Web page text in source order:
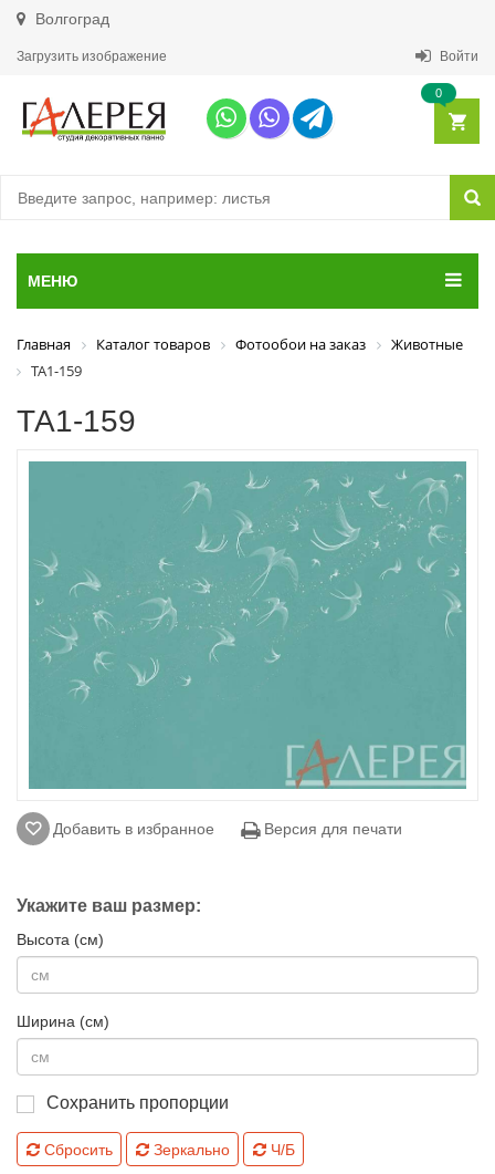
Волгоград
Загрузить изображение Войти
0
МЕНЮ
Главная Каталог товаров Фотообои на заказ
Животные
ТА1-159
ТА1-159
Добавить в избранное Версия для печати
Укажите ваш размер:
Высота (см)
Ширина (см)
Сохранить пропорции
Сбросить Зеркально Ч/Б